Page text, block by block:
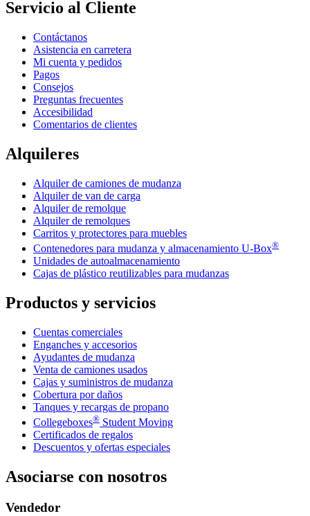
Servicio al Cliente
Contáctanos
Asistencia en carretera
Mi cuenta y pedidos
Pagos
Consejos
Preguntas frecuentes
Accesibilidad
Comentarios de clientes
Alquileres
Alquiler de camiones de mudanza
Alquiler de van de carga
Alquiler de remolque
Alquiler de remolques
Carritos y protectores para muebles
Contenedores para mudanza y almacenamiento U-Box®
Unidades de autoalmacenamiento
Cajas de plástico reutilizables para mudanzas
Productos y servicios
Cuentas comerciales
Enganches y accesorios
Ayudantes de mudanza
Venta de camiones usados
Cajas y suministros de mudanza
Cobertura por daños
Tanques y recargas de propano
Collegeboxes® Student Moving
Certificados de regalos
Descuentos y ofertas especiales
Asociarse con nosotros
Vendedor